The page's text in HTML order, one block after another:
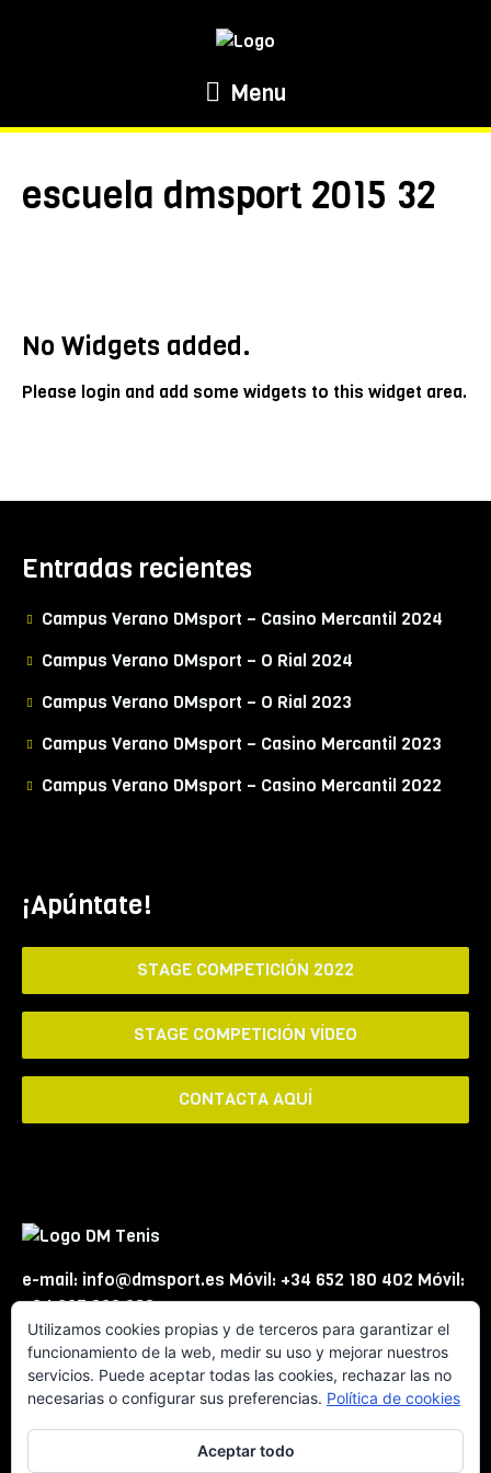
Menu
escuela dmsport 2015 32
No Widgets added.
Please login and add some widgets to this widget area.
Entradas recientes
Campus Verano DMsport – Casino Mercantil 2024
Campus Verano DMsport – O Rial 2024
Campus Verano DMsport – O Rial 2023
Campus Verano DMsport – Casino Mercantil 2023
Campus Verano DMsport – Casino Mercantil 2022
¡Apúntate!
STAGE COMPETICIÓN 2022
STAGE COMPETICIÓN VÍDEO
CONTACTA AQUÍ
e-mail: info@dmsport.es Móvil: +34 652 180 402 Móvil:
+34 667 863 623
Utilizamos cookies propias y de terceros para garantizar el
funcionamiento de la web, medir su uso y mejorar nuestros
servicios. Puede aceptar todas las cookies, rechazar las no
necesarias o configurar sus preferencias. Política de cookies
Aceptar todo